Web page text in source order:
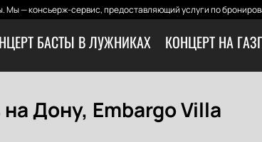
— консьерж-сервис, предоставляющий услуги по
БАСТЫ В ЛУЖНИКАХ КОНЦЕРТ НА
Дону, Embargo Villa